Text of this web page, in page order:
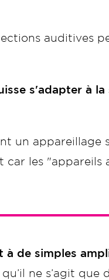
auditives
s'adapter à la
un appareillage
car les "appareils
à de simples
ne s’agit que